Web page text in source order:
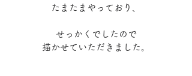
たまたまやっており、
せっかくでしたので
描かせていただきました。